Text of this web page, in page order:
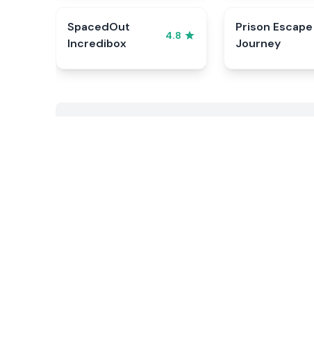
SpacedOut
Incredibox
4.8
Prison Escape
Journey